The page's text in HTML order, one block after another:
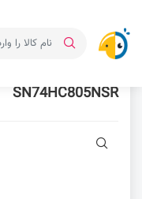
SN74HC805NSR